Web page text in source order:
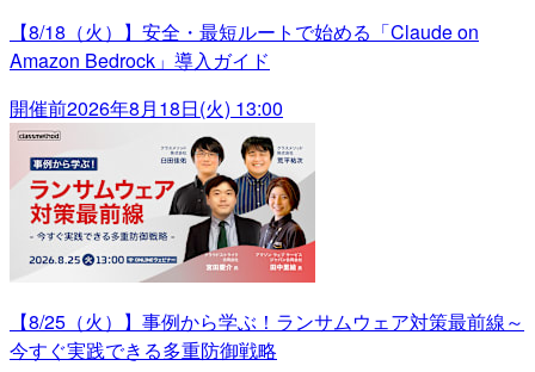
【8/18（火）】安全・最短ルートで始める「Claude on
Amazon Bedrock」導入ガイド
開催前2026年8月18日(火) 13:00
【8/25（火）】事例から学ぶ！ランサムウェア対策最前線～
今すぐ実践できる多重防御戦略